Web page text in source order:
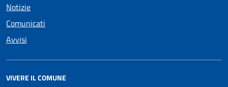
Notizie
Comunicati
Avvisi
VIVERE IL COMUNE